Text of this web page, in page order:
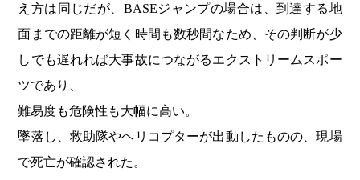
え方は同じだが、BASEジャンプの場合は、到達する地
面までの距離が短く時間も数秒間なため、その判断が少
しでも遅れれば大事故につながるエクストリームスポー
ツであり、
難易度も危険性も大幅に高い。
墜落し、救助隊やヘリコプターが出動したものの、現場
で死亡が確認された。